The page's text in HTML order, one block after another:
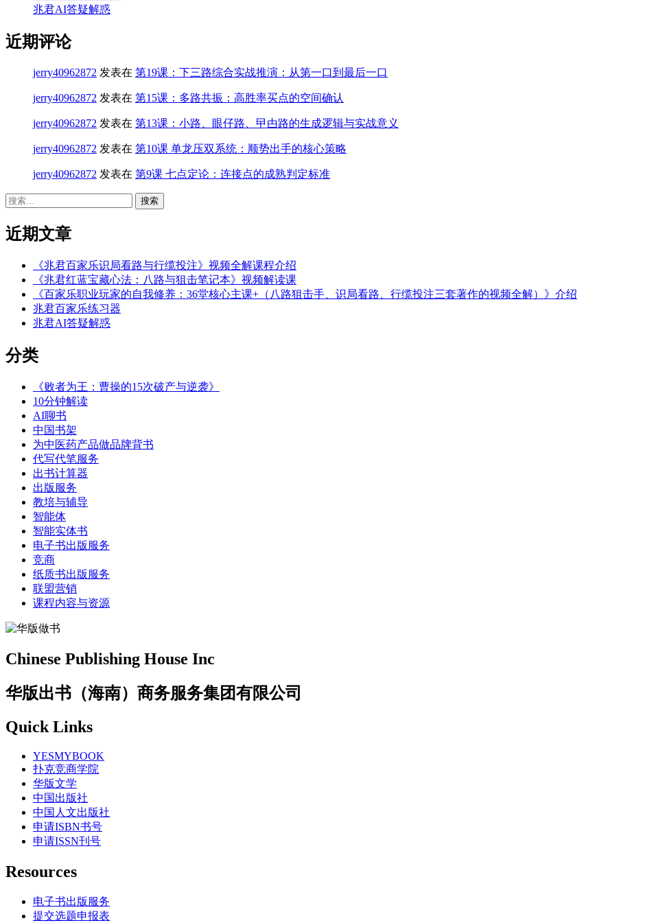
兆君AI答疑解惑
近期评论
jerry40962872 发表在 第19课：下三路综合实战推演：从第一口到最后一口
jerry40962872 发表在 第15课：多路共振：高胜率买点的空间确认
jerry40962872 发表在 第13课：小路、眼仔路、曱甴路的生成逻辑与实战意义
jerry40962872 发表在 第10课 单龙压双系统：顺势出手的核心策略
jerry40962872 发表在 第9课 七点定论：连接点的成熟判定标准
搜
近期文章
《兆君百家乐识局看路与行缆投注》视频全解课程介绍
《兆君红蓝宝藏心法：八路与狙击笔记本》视频解读课
《百家乐职业玩家的自我修养：36堂核心主课+（八路狙击手、识局看路、行缆投注三套著作的视频全解）》介绍
兆君百家乐练习器
兆君AI答疑解惑
分类
《败者为王：曹操的15次破产与逆袭》
10分钟解读
AI聊书
中国书架
为中医药产品做品牌背书
代写代笔服务
出书计算器
出版服务
教培与辅导
智能体
智能实体书
电子书出版服务
竞商
纸质书出版服务
联盟营销
课程内容与资源
Chinese Publishing House Inc
华版出书（海南）商务服务集团有限公司
Quick Links
YESMYBOOK
扑克竞商学院
华版文学
中国出版社
中国人文出版社
申请ISBN书号
申请ISSN刊号
Resources
电子书出版服务
提交选题申报表